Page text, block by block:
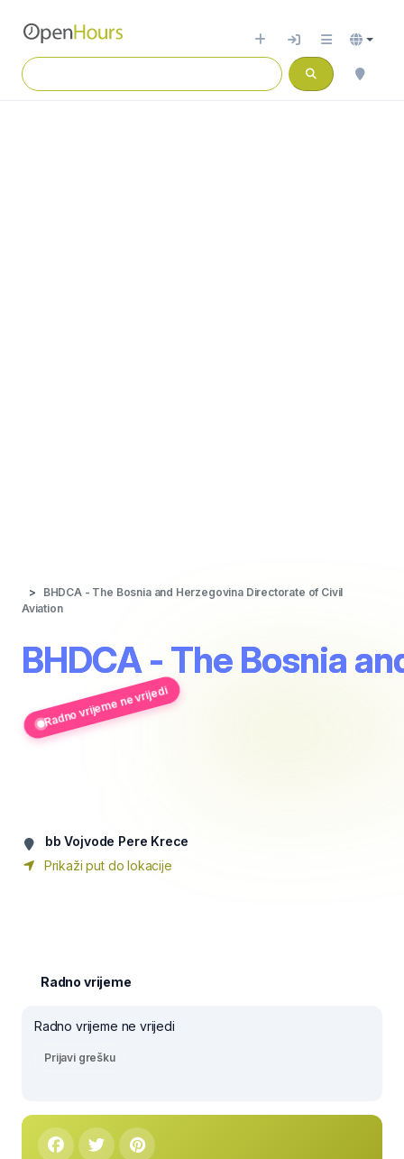
BHDCA - The Bosnia and Herzegovina Directorate of Civil
Aviation
BHDCA - The Bosnia
Radno vrijeme ne vrijedi
bb Vojvode Pere Krece
Prikaži put do lokacije
Radno vrijeme
Radno vrijeme ne vrijedi
Prijavi grešku